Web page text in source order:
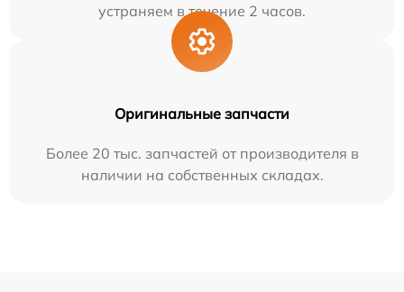
устраняем в течение 2 часов.
Оригинальные запчасти
Более 20 тыс. запчастей от производителя в
наличии на собственных складах.